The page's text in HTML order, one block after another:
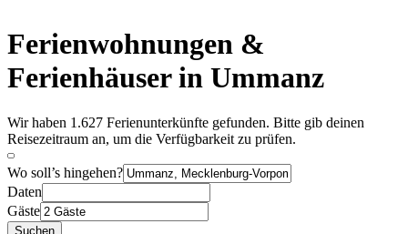
Ferienwohnungen &
Ferienhäuser in Ummanz
Wir haben 1.627 Ferienunterkünfte gefunden. Bitte gib deinen
Reisezeitraum an, um die Verfügbarkeit zu prüfen.
Wo soll’s hingehen?
Daten
Gäste
Suchen